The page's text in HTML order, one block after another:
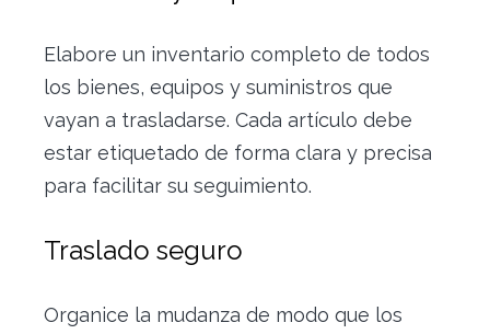
Elabore un inventario completo de todos
los bienes, equipos y suministros que
vayan a trasladarse. Cada artículo debe
estar etiquetado de forma clara y precisa
para facilitar su seguimiento.
Traslado seguro
Organice la mudanza de modo que los